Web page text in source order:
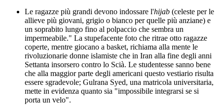
Le ragazze più grandi devono indossare l'hijab (celeste per le
allieve più giovani, grigio o bianco per quelle più anziane) e
un soprabito lungo fino al polpaccio che sembra un
impermeabile." La stupefacente foto che ritrae otto ragazze
coperte, mentre giocano a basket, richiama alla mente le
rivoluzionarie donne islamiste che in Iran alla fine degli anni
Settanta insorsero contro lo Scià. Le studentesse sanno bene
che alla maggior parte degli americani questo vestiario risulta
essere sgradevole; Gulrana Syed, una matricola universitaria,
mette in evidenza quanto sia "impossibile integrarsi se si
porta un velo".